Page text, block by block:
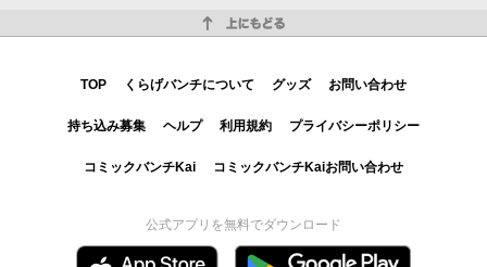
TOP くらげバンチについて グッズ お問い合わせ
持ち込み募集 ヘルプ 利用規約 プライバシーポリシー
コミックバンチKai コミックバンチKaiお問い合わせ
公式アプリを無料でダウンロード